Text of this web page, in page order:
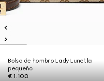
Bolso de hombro Lady Lunetta
pequeño
€ 1.100